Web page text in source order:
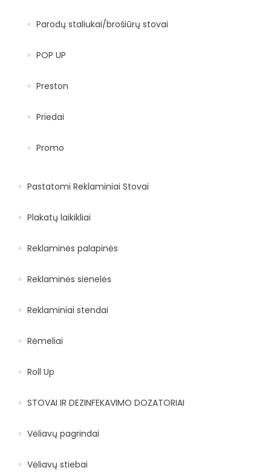
Parodų staliukai/brošiūrų stovai
POP UP
Preston
Priedai
Promo
Pastatomi Reklaminiai Stovai
Plakatų laikikliai
Reklaminės palapinės
Reklaminės sienelės
Reklaminiai stendai
Rėmeliai
Roll Up
STOVAI IR DEZINFEKAVIMO DOZATORIAI
Vėliavų pagrindai
Vėliavų stiebai